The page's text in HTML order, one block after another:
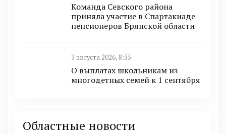
Команда Севского района
приняла участие в Спартакиаде
пенсионеров Брянской области
3 августа 2026, 8:55
О выплатах школьникам из
многодетных семей к 1 сентября
Областные новости